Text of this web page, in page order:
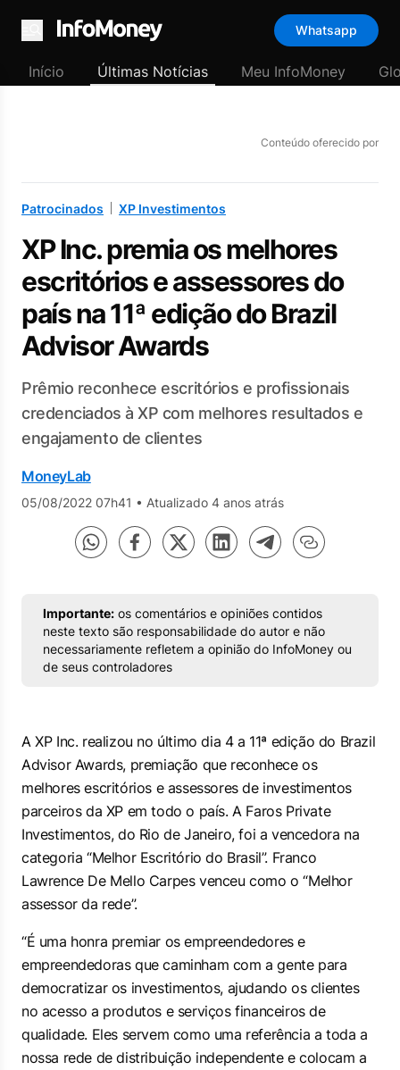
Menu
Whatsapp
Início Últimas Notícias Meu InfoMoney
Conteúdo oferecido por
Patrocinados XP Investimentos
XP Inc. premia os melhores
escritórios e assessores do
país na 11ª edição do Brazil
Advisor Awards
Prêmio reconhece escritórios e profissionais
credenciados à XP com melhores resultados e
engajamento de clientes
MoneyLab
05/08/2022 07h41 • Atualizado 4 anos atrás
Importante: os comentários e opiniões contidos
neste texto são responsabilidade do autor e não
necessariamente refletem a opinião do InfoMoney ou
de seus controladores
A XP Inc. realizou no último dia 4 a 11ª edição do Brazil
Advisor Awards, premiação que reconhece os
melhores escritórios e assessores de investimentos
parceiros da XP em todo o país. A Faros Private
Investimentos, do Rio de Janeiro, foi a vencedora na
categoria “Melhor Escritório do Brasil”. Franco
Lawrence De Mello Carpes venceu como o “Melhor
assessor da rede”.
“É uma honra premiar os empreendedores e
empreendedoras que caminham com a gente para
democratizar os investimentos, ajudando os clientes
no acesso a produtos e serviços financeiros de
qualidade. Eles servem como uma referência a toda a
nossa rede de distribuição independente e colocam a